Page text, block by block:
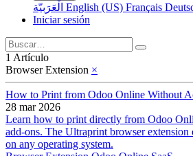
الْعَرَبيّة English (US) Français
Iniciar sesión
1 Artículo
Browser Extension ×
How to Print from Odoo Online Without
28 mar 2026
Learn how to print directly from Odoo
add-ons. The Ultraprint browser extension
on any operating system.